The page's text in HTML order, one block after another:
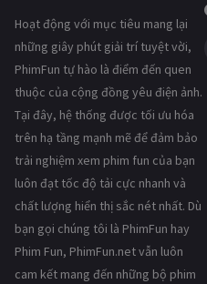
Hoạt động với mục tiêu mang lại
những giây phút giải trí tuyệt vời,
PhimFun tự hào là điểm đến quen
thuộc của cộng đồng yêu điện ảnh.
Tại đây, hệ thống được tối ưu hóa
trên hạ tầng mạnh mẽ để đảm bảo
trải nghiệm xem phim fun của bạn
luôn đạt tốc độ tải cực nhanh và
chất lượng hiển thị sắc nét nhất. Dù
bạn gọi chúng tôi là PhimFun hay
Phim Fun, PhimFun.net vẫn luôn
cam kết mang đến những bộ phim